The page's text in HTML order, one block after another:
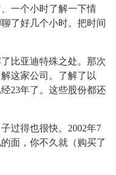
一个小时了解一下情
了好几个小时。把时间
比亚迪特殊之处。那次
这家公司。了解了以
23年了。这些股份都还
过得也很快。2002年7
面，你不久就（购买了